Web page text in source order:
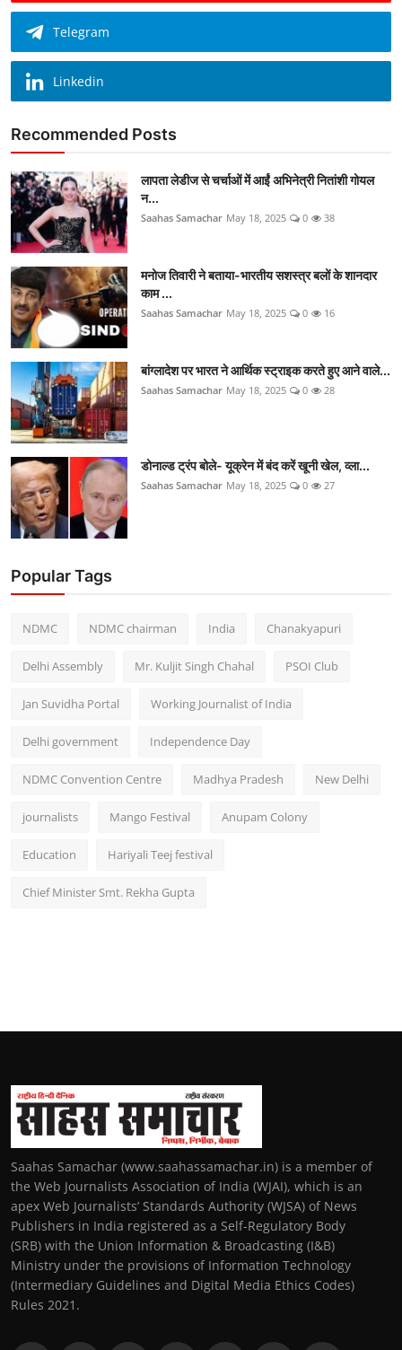
Telegram
Linkedin
Recommended Posts
लापता लेडीज से चर्चाओं में आईं अभिनेत्री नितांशी गोयल
न...
Saahas Samachar May 18, 2025 0 38
मनोज तिवारी ने बताया-भारतीय सशस्त्र बलों के शानदार
काम ...
Saahas Samachar May 18, 2025 0 16
बांग्लादेश पर भारत ने आर्थिक स्ट्राइक करते हुए आने वाले...
Saahas Samachar May 18, 2025 0 28
डोनाल्ड ट्रंप बोले- यूक्रेन में बंद करें खूनी खेल, व्ला...
Saahas Samachar May 18, 2025 0 27
Popular Tags
NDMC NDMC chairman India Chanakyapuri
Delhi Assembly Mr. Kuljit Singh Chahal PSOI Club
Jan Suvidha Portal Working Journalist of India
Delhi government Independence Day
NDMC Convention Centre Madhya Pradesh New Delhi
journalists Mango Festival Anupam Colony
Education Hariyali Teej festival
Chief Minister Smt. Rekha Gupta
Saahas Samachar (www.saahassamachar.in) is a member of
the Web Journalists Association of India (WJAI), which is an
apex Web Journalists’ Standards Authority (WJSA) of News
Publishers in India registered as a Self-Regulatory Body
(SRB) with the Union Information & Broadcasting (I&B)
Ministry under the provisions of Information Technology
(Intermediary Guidelines and Digital Media Ethics Codes)
Rules 2021.